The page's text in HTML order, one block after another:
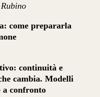
come prepararla
continuità e
cambia. Modelli
a confronto